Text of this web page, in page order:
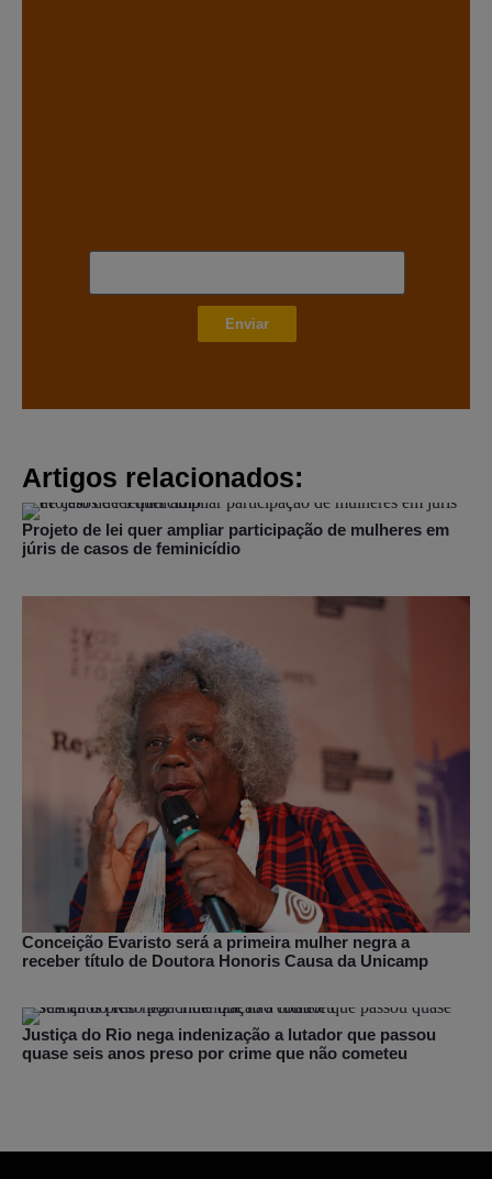
Enviar
Artigos relacionados:
Projeto de lei quer ampliar participação de mulheres em
júris de casos de feminicídio
Conceição Evaristo será a primeira mulher negra a
receber título de Doutora Honoris Causa da Unicamp
Justiça do Rio nega indenização a lutador que passou
quase seis anos preso por crime que não cometeu